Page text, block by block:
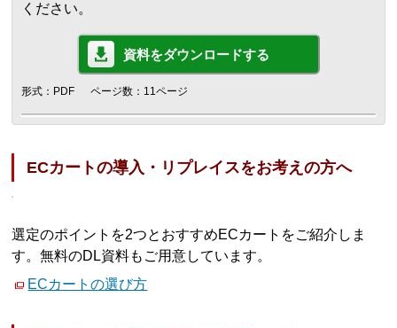
ください。
資料をダウンロードする
形式：PDF ページ数：11ページ
ECカートの導入・リプレイスをお考えの方へ
選定のポイントを2つとおすすめECカートをご紹介しま
す。無料のDL資料もご用意しています。
ECカートの選び方